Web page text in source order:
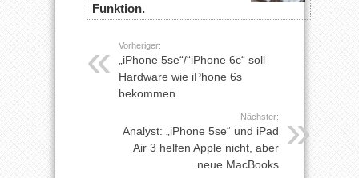
Funktion.
Vorheriger:
„iPhone 5se“/“iPhone 6c“ soll
Hardware wie iPhone 6s
bekommen
Nächster:
Analyst: „iPhone 5se“ und iPad
Air 3 helfen Apple nicht, aber
neue MacBooks